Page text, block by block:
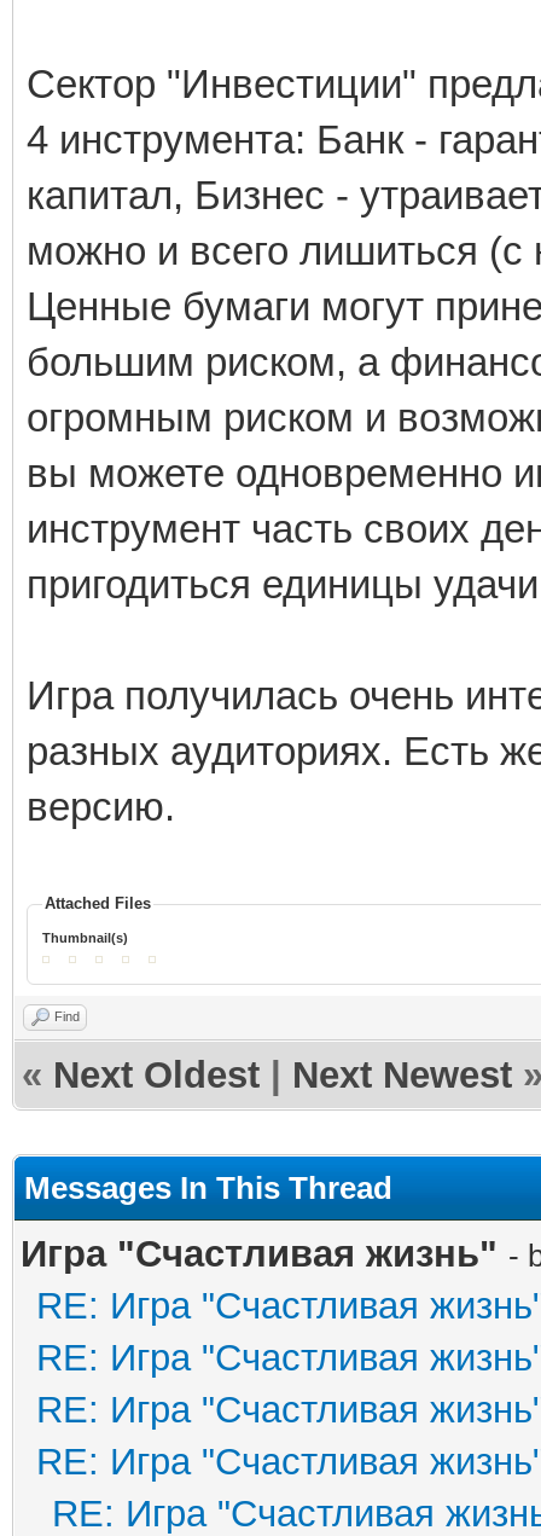
Сектор "Инвестиции"
4 инструмента: Банк -
капитал, Бизнес -
можно и всего лишиться
Ценные бумаги могут
большим риском, а
огромным риском и
вы можете одновременно
инструмент часть своих
пригодиться единицы
Игра получилась очень
разных аудиториях. Есть
версию.
Attached Files
Thumbnail(s)
Find
« Next Oldest Next Newest
Messages In This Thread
Игра "Счастливая жизнь" -
RE: Игра "Счастливая
RE: Игра "Счастливая
RE: Игра "Счастливая
RE: Игра "Счастливая
RE: Игра "Счастливая